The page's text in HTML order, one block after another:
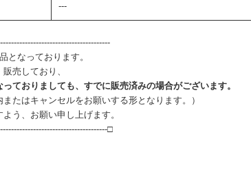
---
となっております。
売しており、
ておりましても、すでに販売済みの場合がございます。
またはキャンセルをお願いする形となります。）
う、お願い申し上げます。
□